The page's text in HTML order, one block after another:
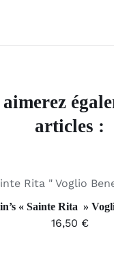
articles :
AU PANIER
/
« Sainte Rita »
16,50 €